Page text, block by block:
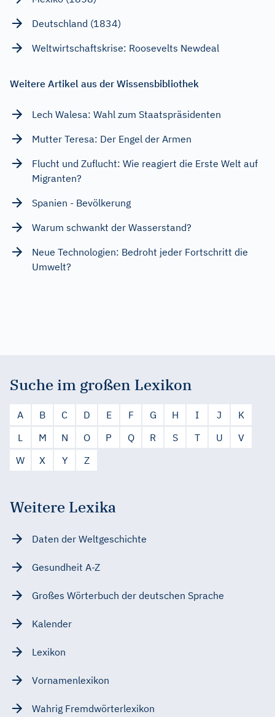
Deutschland (1834)
Weltwirtschaftskrise: Roosevelts Newdeal
Weitere Artikel aus der Wissensbibliothek
Lech Walesa: Wahl zum Staatspräsidenten
Mutter Teresa: Der Engel der Armen
Flucht und Zuflucht: Wie reagiert die Erste Welt auf
Migranten?
Spanien - Bevölkerung
Warum schwankt der Wasserstand?
Neue Technologien: Bedroht jeder Fortschritt die
Umwelt?
Suche im großen Lexikon
A B C D E F G H I J
K
L
M N O P Q R S T U
V
W
X Y Z
Weitere Lexika
Daten der Weltgeschichte
Gesundheit A-Z
Großes Wörterbuch der deutschen Sprache
Kalender
Lexikon
Vornamenlexikon
Wahrig Fremdwörterlexikon